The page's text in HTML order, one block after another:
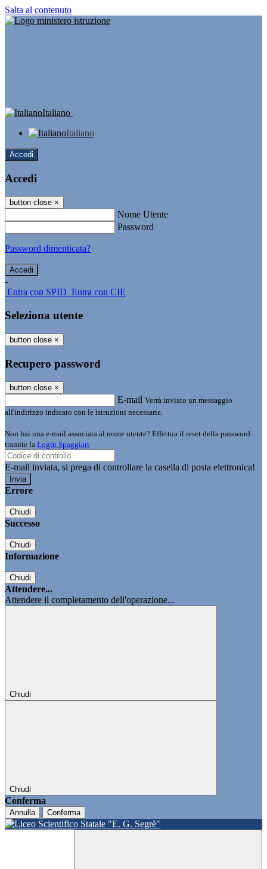
Salta al contenuto
Italiano
Italiano
Accedi
Accedi
button close ×
Nome Utente
Password
Password dimenticata?
-
Entra con SPID Entra con CIE
Seleziona utente
button close ×
Recupero password
button close ×
E-mail Verrà inviato un messaggio
all'indirizzo indicato con le istruzioni necessarie.
Non hai una e-mail associata al nome utente? Effettua il reset della password
tramite la Login Spaggiari
E-mail inviata, si prega di controllare la casella di posta elettronica!
Errore
Chiudi
Successo
Chiudi
Informazione
Chiudi
Attendere...
Attendere il completamento dell'operazione...
Chiudi
Chiudi
Conferma
Annulla Conferma